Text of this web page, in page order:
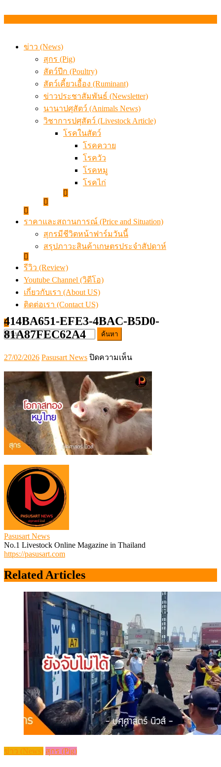
ข่าว (News)
สุกร (Pig)
สัตว์ปีก (Poultry)
สัตว์เคี้ยวเอื้อง (Ruminant)
ข่าวประชาสัมพันธ์ (Newsletter)
นานาปศุสัตว์ (Animals News)
วิชาการปศุสัตว์ (Livestock Article)
โรคในสัตว์
โรคควาย
โรควัว
โรคหมู
โรคไก่
ราคาและสถานการณ์ (Price and Situation)
สุกรมีชีวิตหน้าฟาร์มวันนี้
สรุปภาวะสินค้าเกษตรประจำสัปดาห์
รีวิว (Review)
Youtube Channel (วิดีโอ)
เกี่ยวกับเรา (About US)
ติดต่อเรา (Contact US)
ค้นหา
414BA651-EFE3-4BAC-B5D0-
81A87FEC62A4
Posted
on
27/02/2026 Author
Pasusart News ปิดความเห็นบน
EFE3-
4BAC-
81A87FEC62A4
Pasusart News
No.1 Livestock Online Magazine in Thailand
https://pasusart.com
Related Articles
ข่าว (News) สุกร (Pig)